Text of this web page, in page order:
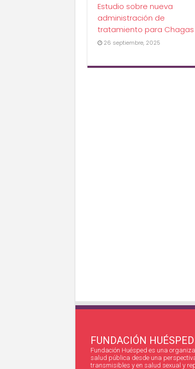
Estudio sobre nueva
administración de
tratamiento para Chagas
26 septiembre, 2025
FUNDACIÓN HUÉSPED
Fundación Huésped es una
salud pública desde una
transmisibles y en salud sexual y